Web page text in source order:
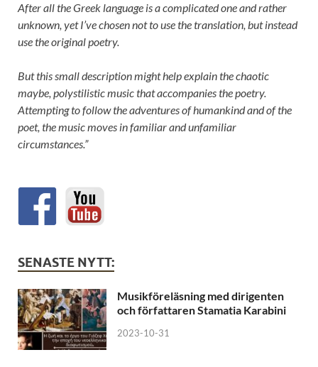
After all the Greek language is a complicated one and rather
unknown, yet I’ve chosen not to use the translation, but instead
use the original poetry.
But this small description might help explain the chaotic
maybe, polystilistic music that accompanies the poetry.
Attempting to follow the adventures of humankind and of the
poet, the music moves in familiar and unfamiliar
circumstances.”
SENASTE NYTT:
Musikföreläsning med dirigenten
och författaren Stamatia Karabini
2023-10-31